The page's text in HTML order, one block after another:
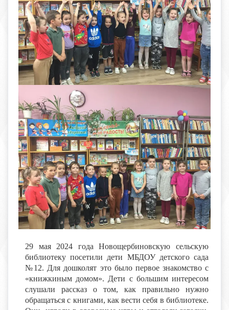
29 мая 2024 года Новощербиновскую сельскую
библиотеку посетили дети МБДОУ детского сада
№12. Для дошколят это было первое знакомство с
«книжкиным домом». Дети с большим интересом
слушали рассказ о том, как правильно нужно
обращаться с книгами, как вести себя в библиотеке.